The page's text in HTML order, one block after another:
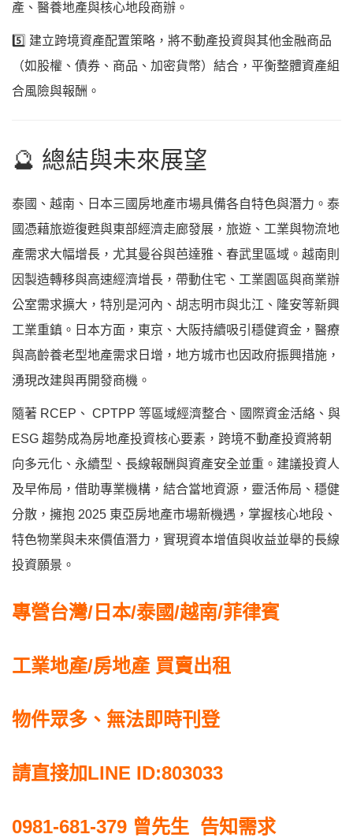
產、醫養地產與核心地段商辦。
5️⃣ 建立跨境資產配置策略，將不動產投資與其他金融商品
（如股權、債券、商品、加密貨幣）結合，平衡整體資產組
合風險與報酬。
🔮 總結與未來展望
泰國、越南、日本三國房地產市場具備各自特色與潛力。泰
國憑藉旅遊復甦與東部經濟走廊發展，旅遊、工業與物流地
產需求大幅增長，尤其曼谷與芭達雅、春武里區域。越南則
因製造轉移與高速經濟增長，帶動住宅、工業園區與商業辦
公室需求擴大，特別是河內、胡志明市與北江、隆安等新興
工業重鎮。日本方面，東京、大阪持續吸引穩健資金，醫療
與高齡養老型地產需求日增，地方城市也因政府振興措施，
湧現改建與再開發商機。
隨著 RCEP、 CPTPP 等區域經濟整合、國際資金活絡、與
ESG 趨勢成為房地產投資核心要素，跨境不動產投資將朝
向多元化、永續型、長線報酬與資產安全並重。建議投資人
及早佈局，借助專業機構，結合當地資源，靈活佈局、穩健
分散，擁抱 2025 東亞房地產市場新機遇，掌握核心地段、
特色物業與未來價值潛力，實現資本增值與收益並舉的長線
投資願景。
專營台灣/日本/泰國/越南/菲律賓
工業地產/房地產 買賣出租
物件眾多、無法即時刊登
請直接加LINE ID:803033
0981-681-379 曾先生 告知需求